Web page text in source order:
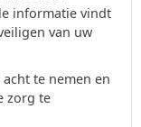
informatie vindt
van uw
te nemen en
zorg te